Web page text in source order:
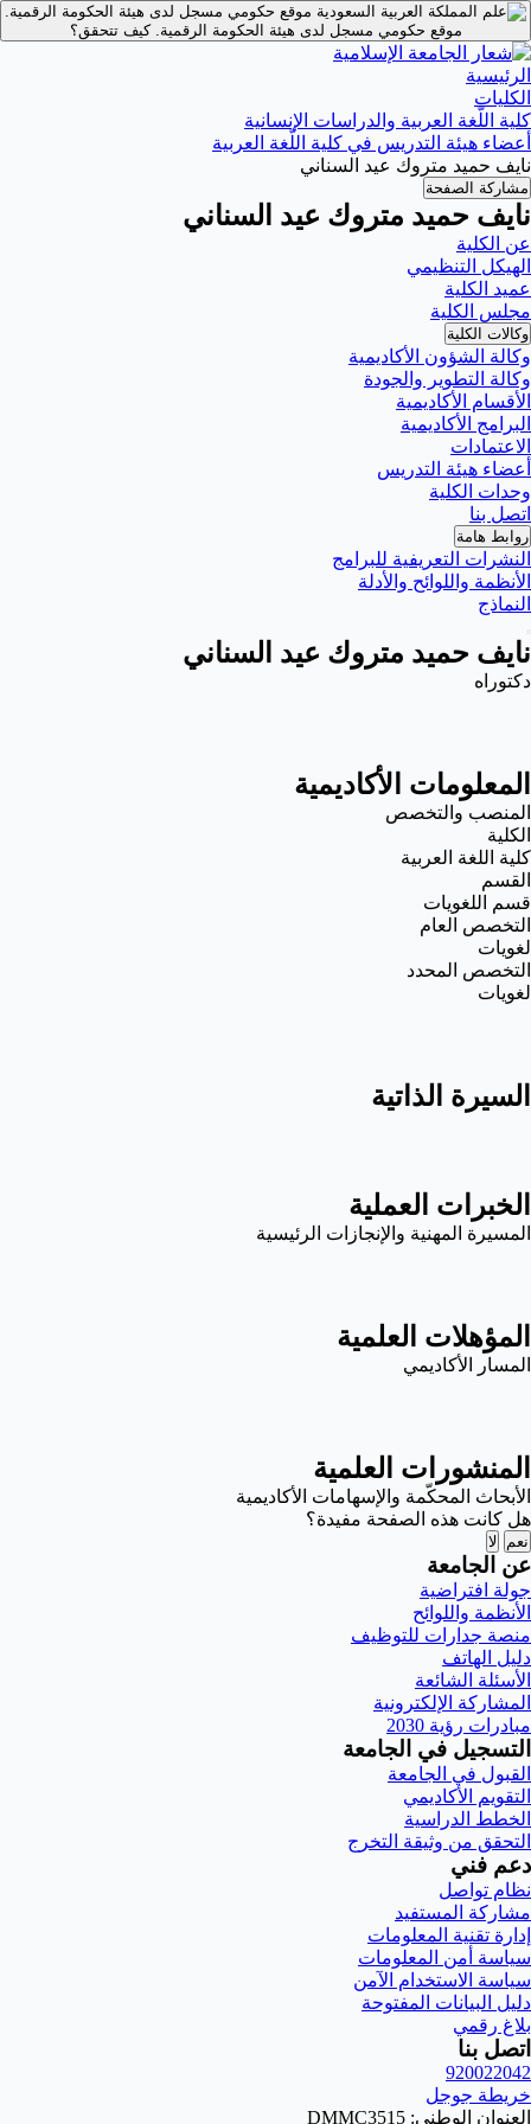
موقع حكومي مسجل لدى هيئة الحكومة الرقمية.
موقع حكومي مسجل لدى هيئة الحكومة الرقمية.كيف تتحقق؟
الرئيسية
الكليات
كلية اللّغة العربية والدراسات الإنسانية
أعضاء هيئة التدريس في كلية اللّغة العربية
نايف حميد متروك عيد السناني
مشاركة الصفحة
نايف حميد متروك عيد السناني
عن الكلية
الهيكل التنظيمي
عميد الكلية
مجلس الكلية
وكالات الكلية
وكالة الشؤون الأكاديمية
وكالة التطوير والجودة
الأقسام الأكاديمية
البرامج الأكاديمية
الاعتمادات
أعضاء هيئة التدريس
وحدات الكلية
اتصل بنا
روابط هامة
النشرات التعريفية للبرامج
الأنظمة واللوائح والأدلة
النماذج
نايف حميد متروك عيد السناني
دكتوراه
المعلومات الأكاديمية
المنصب والتخصص
الكلية
كلية اللغة العربية
القسم
قسم اللغويات
التخصص العام
لغويات
التخصص المحدد
لغويات
السيرة الذاتية
الخبرات العملية
المسيرة المهنية والإنجازات الرئيسية
المؤهلات العلمية
المسار الأكاديمي
المنشورات العلمية
الأبحاث المحكّمة والإسهامات الأكاديمية
هل كانت هذه الصفحة مفيدة؟
نعم لا
عن الجامعة
جولة افتراضية
الأنظمة واللوائح
منصة جدارات للتوظيف
دليل الهاتف
الأسئلة الشائعة
المشاركة الإلكترونية
مبادرات رؤية 2030
التسجيل في الجامعة
القبول في الجامعة
التقويم الأكاديمي
الخطط الدراسية
التحقق من وثيقة التخرج
دعم فني
نظام تواصل
مشاركة المستفيد
إدارة تقنية المعلومات
سياسة أمن المعلومات
سياسة الاستخدام الآمن
دليل البيانات المفتوحة
بلاغ رقمي
اتصل بنا
920022042
خريطة جوجل
العنوان الوطني: DMMC3515